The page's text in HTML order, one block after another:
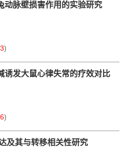
动脉壁损害作用的实验研究
)
诱发大鼠心律失常的疗效对比
)
及其与转移相关性研究